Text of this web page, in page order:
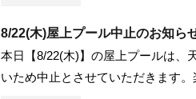
8/22(木)屋上プール中止のお知ら
本日【8/22(木)】の屋上プールは、
いため中止とさせていただきます。